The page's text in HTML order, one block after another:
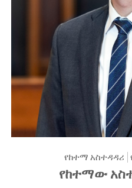
የከተማ አስተዳዳሪ
የከተማው